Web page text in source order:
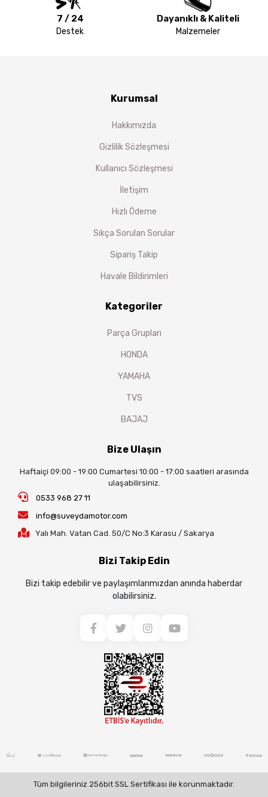
7 / 24
Destek
Dayanıklı & Kaliteli
Malzemeler
Kurumsal
Hakkımızda
Gizlilik Sözleşmesi
Kullanıcı Sözleşmesi
İletişim
Hızlı Ödeme
Sıkça Sorulan Sorular
Sipariş Takip
Havale Bildirimleri
Kategoriler
Parça Grupları
HONDA
YAMAHA
TVS
BAJAJ
Bize Ulaşın
Haftaiçi 09:00 - 19:00 Cumartesi 10:00 - 17:00 saatleri arasında
ulaşabilirsiniz.
0533 968 27 11
info@suveydamotor.com
Yalı Mah. Vatan Cad. 50/C No:3 Karasu / Sakarya
Bizi Takip Edin
Bizi takip edebilir ve paylaşımlarımızdan anında haberdar
olabilirsiniz.
Tüm bilgileriniz 256bit SSL Sertifikası ile korunmaktadır.